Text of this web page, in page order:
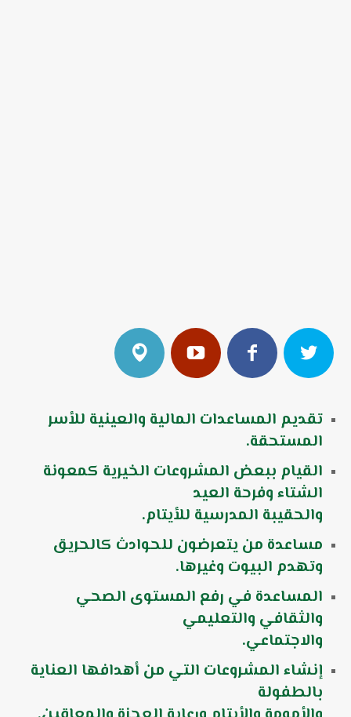
تقديم المساعدات المالية والعينية للأسر
المستحقة.
القيام ببعض المشروعات الخيرية كمعونة
الشتاء وفرحة العيد
والحقيبة المدرسية للأيتام.
مساعدة من يتعرضون للحوادث كالحريق
وتهدم البيوت وغيرها.
المساعدة في رفع المستوى الصحي
والثقافي والتعليمي
والاجتماعي.
إنشاء المشروعات التي من أهدافها العناية
بالطفولة